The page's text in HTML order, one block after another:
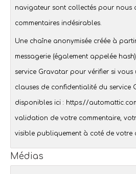
navigateur sont collectés pour nous
commentaires indésirables.
Une chaîne anonymisée créée à
messagerie (également appelée
service Gravatar pour vérifier si vous
clauses de confidentialité du service
disponibles ici : https://
validation de votre commentaire,
visible publiquement à coté de votre
Médias